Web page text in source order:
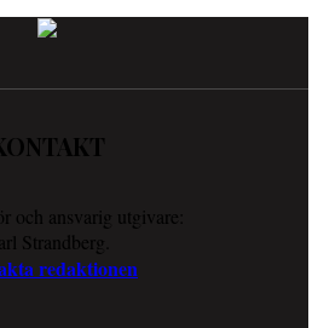
och ansvarig utgivare:
Strandberg.
redaktionen